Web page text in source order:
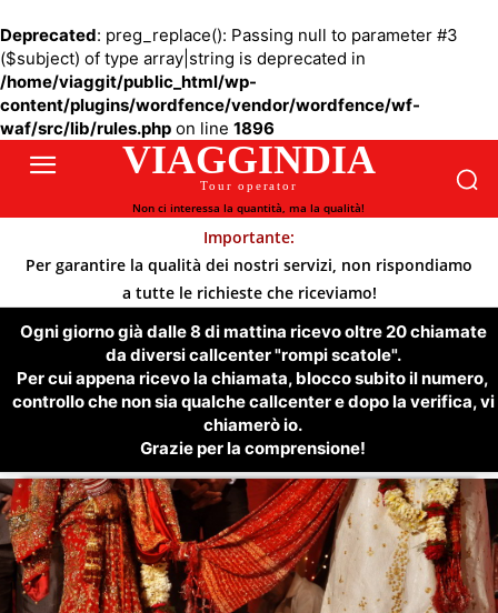
Deprecated: preg_replace(): Passing null to parameter #3
($subject) of type array|string is deprecated in
/home/viaggit/public_html/wp-
content/plugins/wordfence/vendor/wordfence/wf-
waf/src/lib/rules.php on line 1896
VIAGGINDIA
Tour operator
Non ci interessa la quantità, ma la qualità!
Importante:
Per garantire la qualità dei nostri servizi, non rispondiamo
a tutte le richieste che riceviamo!
Ogni giorno già dalle 8 di mattina ricevo oltre 20 chiamate
da diversi callcenter "rompi scatole".
Per cui appena ricevo la chiamata, blocco subito il numero,
controllo che non sia qualche callcenter e dopo la verifica, vi
chiamerò io.
Grazie per la comprensione!